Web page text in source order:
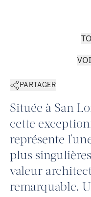
PARTAGER
Située à San
cette
représente
plus
valeur
remarquable.